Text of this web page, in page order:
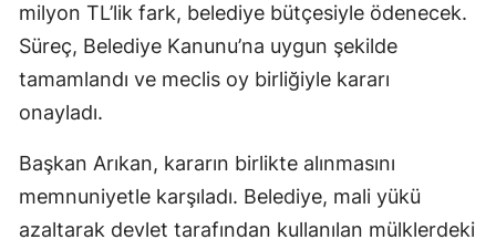
milyon TL’lik fark, belediye bütçesiyle ödenecek.
Süreç, Belediye Kanunu’na uygun şekilde
tamamlandı ve meclis oy birliğiyle kararı
onayladı.
Başkan Arıkan, kararın birlikte alınmasını
memnuniyetle karşıladı. Belediye, mali yükü
azaltarak devlet tarafından kullanılan mülklerdeki